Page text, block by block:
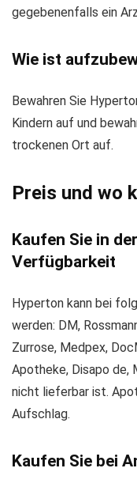
gegebenenfalls ein
Wie ist
Bewahren Sie
Kindern auf und
trockenen Ort auf.
Preis und wo
Kaufen Sie in
Verfügbarkeit
Hyperton kann bei
werden: DM,
Zurrose, Medpex,
Apotheke, Disapo de,
nicht lieferbar ist.
Aufschlag.
Kaufen Sie bei